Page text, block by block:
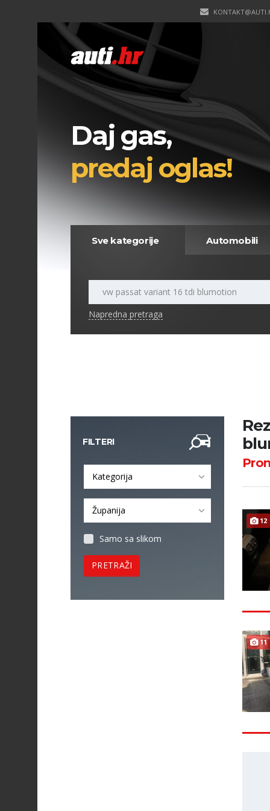
Daj gas,
predaj oglas!
Sve kategorije Automobili
Napredna pretraga
FILTERI
Kategorija
Županija
Samo sa slikom
PRETRAŽI
12
11